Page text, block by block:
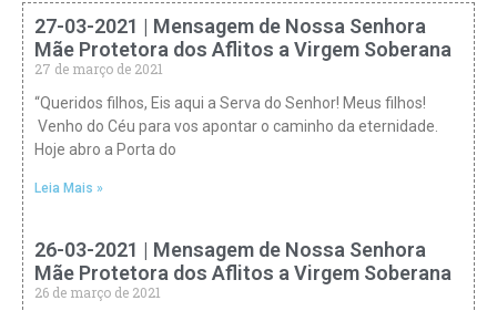
27-03-2021 | Mensagem de Nossa Senhora
Mãe Protetora dos Aflitos a Virgem Soberana
27 de março de 2021
“Queridos filhos, Eis aqui a Serva do Senhor! Meus filhos!
Venho do Céu para vos apontar o caminho da eternidade.
Hoje abro a Porta do
Leia Mais »
26-03-2021 | Mensagem de Nossa Senhora
Mãe Protetora dos Aflitos a Virgem Soberana
26 de março de 2021